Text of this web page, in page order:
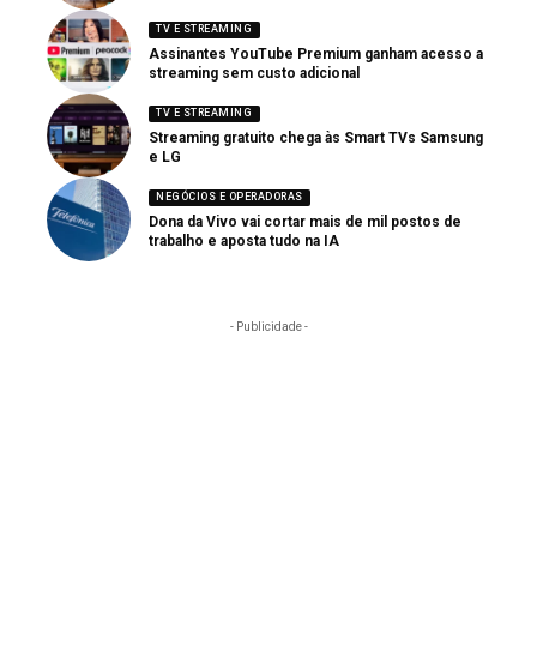
TV E STREAMING
Assinantes YouTube Premium ganham acesso a
streaming sem custo adicional
TV E STREAMING
Streaming gratuito chega às Smart TVs Samsung
e LG
NEGÓCIOS E OPERADORAS
Dona da Vivo vai cortar mais de mil postos de
trabalho e aposta tudo na IA
- Publicidade -